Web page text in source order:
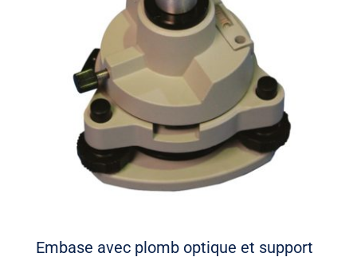
Embase avec plomb optique et support